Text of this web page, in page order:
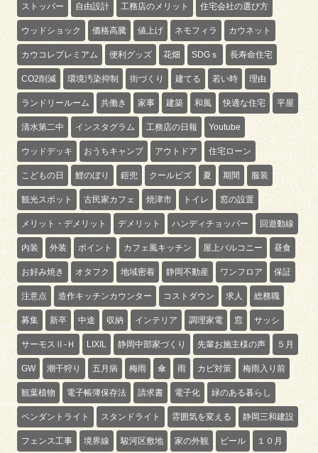
ストッパー 自由設計 工務店のメリット 住宅会社の選び方
ウッドショック 価格高騰 値上げ ネモフィラ カウネット
カウコレプレミアム 便利グッズ 花畑 SDGｓ 長寿命住宅
CO2削減 環境汚染抑制 街づくり 建てる 若い時 理由
ランドリールーム 共働き 家事 建築 和風 快適な住宅 平屋
清水第二中 インスタグラム 工務店の日報 Youtube
ウッドデッキ おうちキャンプ アウトドア 住宅ローン
こどもの日 鯉のぼり 鎧兜 クールビズ 夏 期間 服装
観光スポット 古民家カフェ 焼津市 トイレ 窓の設置
メリット・デメリット デメリット ハンディチョッパー 回遊動線
内装 外装 ポイント カフェ風キッチン 屋上バルコニー 昼食
お好み焼き オタフク 地域密着 静岡不動産 ワンフロア 保証
注意点 造作キッチンカウンター コストダウン 求人 総務職
募集 新卒 中途 収納 インテリア 調理家電 窓 サッシ
サーモスⅡ-Ｈ LIXIL 静岡中部家づくり 先輩お施主様の声 ５月
GW 潮干狩り 五月病 梅雨 傘 雨 カビ対策 梅雨入り前
観葉植物 電子帳簿保存法 請求書 電子化 緑のある暮らし
ペンダントライト スタンドライト 雰囲気を変える 静岡三和建設
フェンス工事 境界線 駿河区敷地 家の外観 ビール １０月